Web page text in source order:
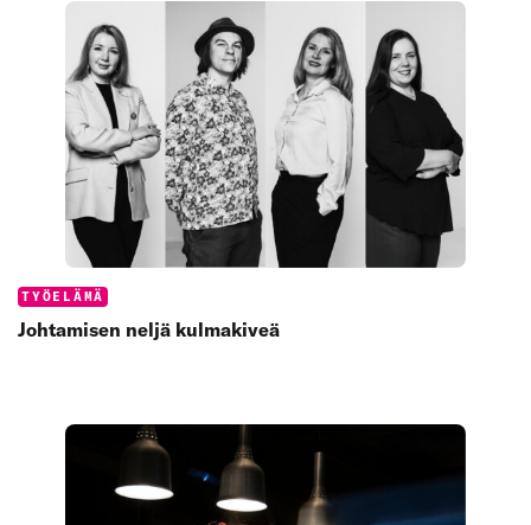
Categories:
TYÖELÄMÄ
Johtamisen neljä kulmakiveä